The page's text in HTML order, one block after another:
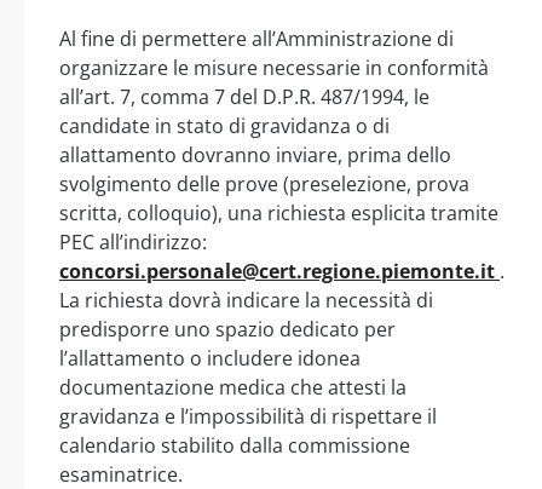
Al fine di permettere all’Amministrazione di
organizzare le misure necessarie in conformità
all’art. 7, comma 7 del D.P.R. 487/1994, le
candidate in stato di gravidanza o di
allattamento dovranno inviare, prima dello
svolgimento delle prove (preselezione, prova
scritta, colloquio), una richiesta esplicita tramite
PEC all’indirizzo:
concorsi.personale@cert.regione.piemonte.it .
La richiesta dovrà indicare la necessità di
predisporre uno spazio dedicato per
l’allattamento o includere idonea
documentazione medica che attesti la
gravidanza e l’impossibilità di rispettare il
calendario stabilito dalla commissione
esaminatrice.